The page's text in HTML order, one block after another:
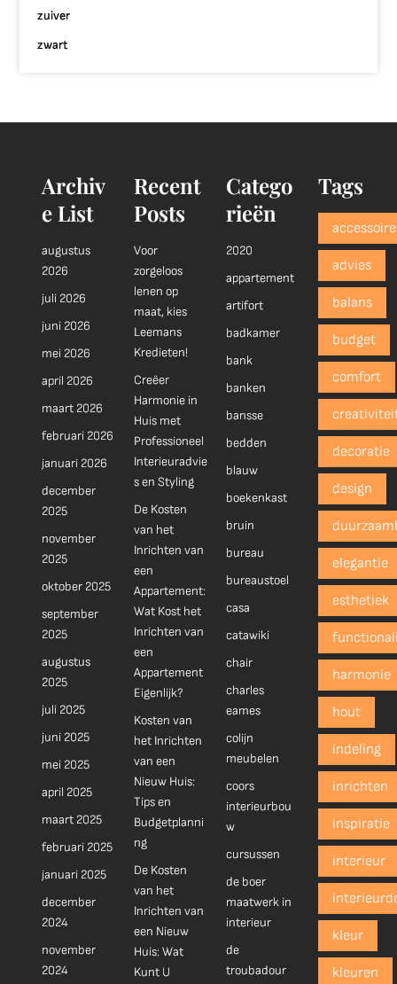
zuiver
zwart
Archiv
e List
augustus
2026
juli 2026
juni 2026
mei 2026
april 2026
maart 2026
februari 2026
januari 2026
december
2025
november
2025
oktober 2025
september
2025
augustus
2025
juli 2025
juni 2025
mei 2025
april 2025
maart 2025
februari 2025
januari 2025
december
2024
november
2024
Recent
Posts
Voor
zorgeloos
lenen op
maat, kies
Leemans
Kredieten!
Creëer
Harmonie in
Huis met
Professioneel
Interieuradvie
s en Styling
De Kosten
van het
Inrichten van
een
Appartement:
Wat Kost het
Inrichten van
een
Appartement
Eigenlijk?
Kosten van
het Inrichten
van een
Nieuw Huis:
Tips en
Budgetplanni
ng
De Kosten
van het
Inrichten van
een Nieuw
Huis: Wat
Kunt U
Catego
rieën
2020
appartement
artifort
badkamer
bank
banken
bansse
bedden
blauw
boekenkast
bruin
bureau
bureaustoel
casa
catawiki
chair
charles
eames
colijn
meubelen
coors
interieurbou
w
cursussen
de boer
maatwerk in
interieur
de
troubadour
Tags
advies
balans
budget
comfort
decoratie
design
elegantie
esthetiek
harmonie
hout
indeling
inrichten
inspiratie
interieur
kleur
kleuren